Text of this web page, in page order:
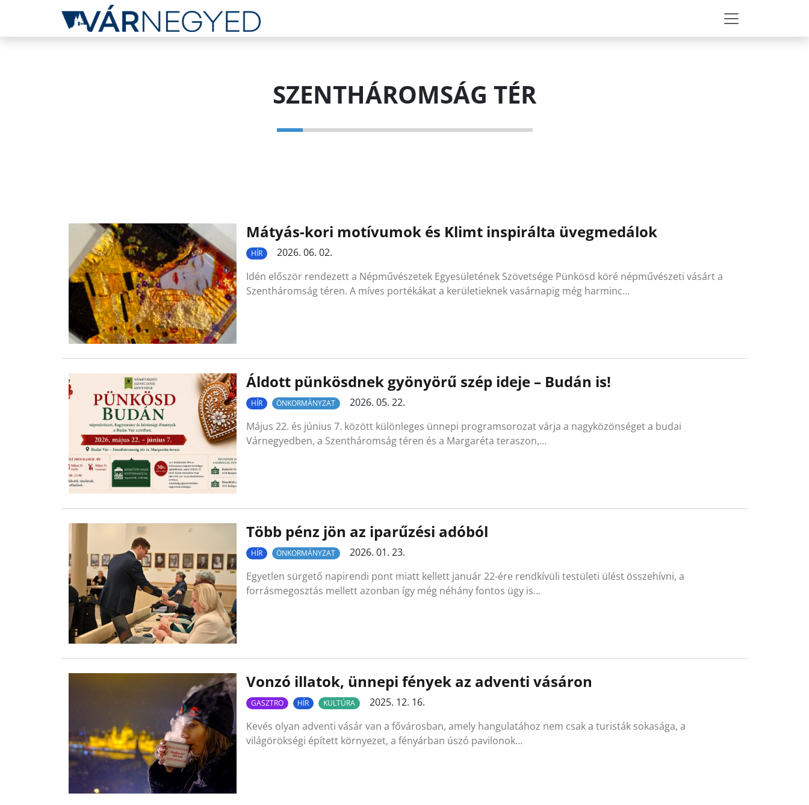
SZENTHÁROMSÁG TÉR
Mátyás-kori motívumok és Klimt inspirálta üvegmedálok
HÍR
2026. 06. 02.
Idén először rendezett a Népművészetek Egyesületének Szövetsége Pünkösd köré népművészeti vásárt a
Szentháromság téren. A míves portékákat a kerületieknek vasárnapig még harminc…
Áldott pünkösdnek gyönyörű szép ideje – Budán is!
HÍR ÖNKORMÁNYZAT
2026. 05. 22.
Május 22. és június 7. között különleges ünnepi programsorozat várja a nagyközönséget a budai
Várnegyedben, a Szentháromság téren és a Margaréta teraszon,…
Több pénz jön az iparűzési adóból
HÍR ÖNKORMÁNYZAT
2026. 01. 23.
Egyetlen sürgető napirendi pont miatt kellett január 22-ére rendkívüli testületi ülést összehívni, a
forrásmegosztás mellett azonban így még néhány fontos ügy is…
Vonzó illatok, ünnepi fények az adventi vásáron
GASZTRO HÍR KULTÚRA
2025. 12. 16.
Kevés olyan adventi vásár van a fővárosban, amely hangulatához nem csak a turisták sokasága, a
világörökségi épített környezet, a fényárban úszó pavilonok…